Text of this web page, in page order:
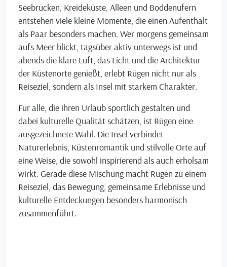
Seebrücken, Kreideküste, Alleen und Boddenufern
entstehen viele kleine Momente, die einen Aufenthalt
als Paar besonders machen. Wer morgens gemeinsam
aufs Meer blickt, tagsüber aktiv unterwegs ist und
abends die klare Luft, das Licht und die Architektur
der Küstenorte genießt, erlebt Rügen nicht nur als
Reiseziel, sondern als Insel mit starkem Charakter.
Für alle, die ihren Urlaub sportlich gestalten und
dabei kulturelle Qualität schätzen, ist Rügen eine
ausgezeichnete Wahl. Die Insel verbindet
Naturerlebnis, Küstenromantik und stilvolle Orte auf
eine Weise, die sowohl inspirierend als auch erholsam
wirkt. Gerade diese Mischung macht Rügen zu einem
Reiseziel, das Bewegung, gemeinsame Erlebnisse und
kulturelle Entdeckungen besonders harmonisch
zusammenführt.